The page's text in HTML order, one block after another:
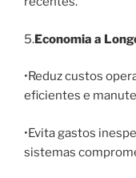
5.Economia a
•Reduz custos
eficientes e
•Evita gastos
sistemas